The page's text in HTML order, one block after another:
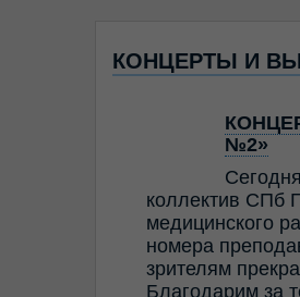
КОНЦЕРТЫ И
№2»
коллектив СПб
медицинского
номера
зрителям
Благодарим за